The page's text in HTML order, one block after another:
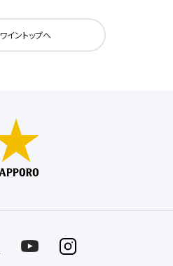
ワイントップへ